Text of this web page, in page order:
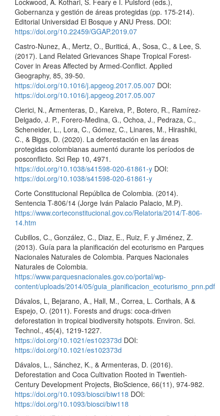
Lockwood, A. Kothari, S. Feary e I. Pulsford (eds.),
Gobernanza y gestión de áreas protegidas (pp. 175-214).
Editorial Universidad El Bosque y ANU Press. DOI:
https://doi.org/10.22459/GGAP.2019.07
Castro-Nunez, A., Mertz, O., Buriticá, A., Sosa, C., & Lee, S.
(2017). Land Related Grievances Shape Tropical Forest-
Cover in Areas Affected by Armed-Conflict. Applied
Geography, 85, 39-50.
https://doi.org/10.1016/j.apgeog.2017.05.007 DOI:
https://doi.org/10.1016/j.apgeog.2017.05.007
Clerici, N., Armenteras, D., Kareiva, P., Botero, R., Ramírez-
Delgado, J. P., Forero-Medina, G., Ochoa, J., Pedraza, C.,
Scheneider, L., Lora, C., Gómez, C., Linares, M., Hirashiki,
C., & Biggs, D. (2020). La deforestación en las áreas
protegidas colombianas aumentó durante los períodos de
posconflicto. Sci Rep 10, 4971.
https://doi.org/10.1038/s41598-020-61861-y DOI:
https://doi.org/10.1038/s41598-020-61861-y
Corte Constitucional República de Colombia. (2014).
Sentencia T-806/14 (Jorge Iván Palacio Palacio, M.P).
https://www.corteconstitucional.gov.co/Relatoria/2014/T-806-
14.htm
Cubillos, C., González, C., Diaz, E., Ruiz, F. y Jiménez, Z.
(2013). Guía para la planificación del ecoturismo en Parques
Nacionales Naturales de Colombia. Parques Nacionales
Naturales de Colombia.
https://www.parquesnacionales.gov.co/portal/wp-
content/uploads/2014/05/guia_planificacion_ecoturismo_pnn.pdf
Dávalos, L, Bejarano, A., Hall, M., Correa, L. Corthals, A &
Espejo, O. (2011). Forests and drugs: coca-driven
deforestation in tropical biodiversity hotspots. Environ. Sci.
Technol., 45(4), 1219-1227.
https://doi.org/10.1021/es102373d DOI:
https://doi.org/10.1021/es102373d
Dávalos, L., Sánchez, K., & Armenteras, D. (2016).
Deforestation and Coca Cultivation Rooted in Twentieh-
Century Development Projects, BioScience, 66(11), 974-982.
https://doi.org/10.1093/biosci/biw118 DOI:
https://doi.org/10.1093/biosci/biw118